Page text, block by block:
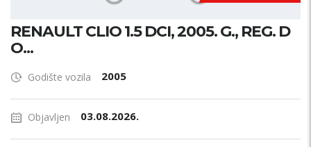
RENAULT CLIO 1.5 DCI, 2005. G., REG. D
O...
Godište vozila 2005
Objavljen 03.08.2026.